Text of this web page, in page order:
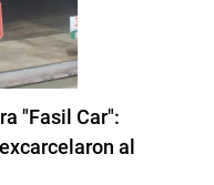
"Fasil Car":
al